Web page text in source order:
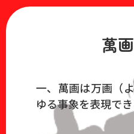
萬
一、萬画は万画（
ゆる事象を表現でき